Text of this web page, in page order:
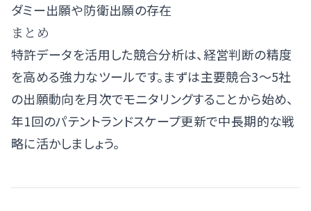
ダミー出願や防衛出願の存在
まとめ
特許データを活用した競合分析は、経営判断の精度
を高める強力なツールです。まずは主要競合3〜5社
の出願動向を月次でモニタリングすることから始め、
年1回のパテントランドスケープ更新で中長期的な戦
略に活かしましょう。